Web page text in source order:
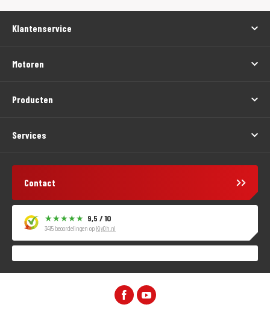
Klantenservice
Motoren
Producten
Services
Contact
9,5 / 10
3415 beoordelingen op KiyOh.nl